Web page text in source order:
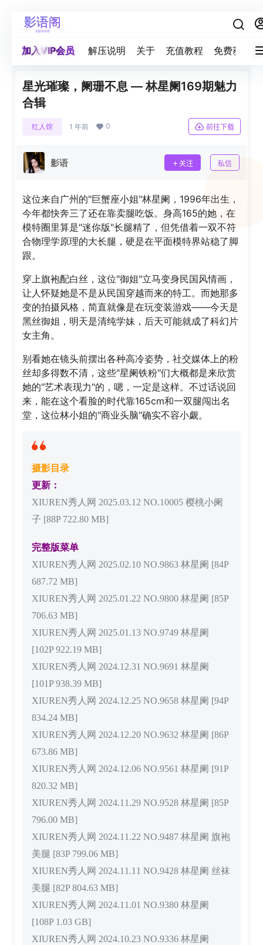
加入VIP会员 解压说明 关于 充值教程 免费获取积
星光璀璨，阑珊不息 — 林星阑169期魅力
合辑
红人馆 1 年前 0 前往下载
影语 关注 私信
这位来自广州的"巨蟹座小姐"林星阑，1996年出生，
今年都快奔三了还在靠卖腿吃饭。身高165的她，在
模特圈里算是"迷你版"长腿精了，但凭借着一双不符
合物理学原理的大长腿，硬是在平面模特界站稳了脚
跟。
穿上旗袍配白丝，这位"御姐"立马变身民国风情画，
让人怀疑她是不是从民国穿越而来的特工。而她那多
变的拍摄风格，简直就像是在玩变装游戏——今天是
黑丝御姐，明天是清纯学妹，后天可能就成了科幻片
女主角。
别看她在镜头前摆出各种高冷姿势，社交媒体上的粉
丝却多得数不清，这些"星阑铁粉"们大概都是来欣赏
她的"艺术表现力"的，嗯，一定是这样。不过话说回
来，能在这个看脸的时代靠165cm和一双腿闯出名
堂，这位林小姐的"商业头脑"确实不容小觑。
摄影目录
更新：
XIUREN秀人网 2025.03.12 NO.10005 樱桃小阑
子 [88P 722.80 MB]
完整版菜单
XIUREN秀人网 2025.02.10 NO.9863 林星阑 [84P
687.72 MB]
XIUREN秀人网 2025.01.22 NO.9800 林星阑 [85P
706.63 MB]
XIUREN秀人网 2025.01.13 NO.9749 林星阑
[102P 922.19 MB]
XIUREN秀人网 2024.12.31 NO.9691 林星阑
[101P 938.39 MB]
XIUREN秀人网 2024.12.25 NO.9658 林星阑 [94P
834.24 MB]
XIUREN秀人网 2024.12.20 NO.9632 林星阑 [86P
673.86 MB]
XIUREN秀人网 2024.12.06 NO.9561 林星阑 [91P
820.32 MB]
XIUREN秀人网 2024.11.29 NO.9528 林星阑 [85P
796.00 MB]
XIUREN秀人网 2024.11.22 NO.9487 林星阑 旗袍
美腿 [83P 799.06 MB]
XIUREN秀人网 2024.11.11 NO.9428 林星阑 丝袜
美腿 [82P 804.63 MB]
XIUREN秀人网 2024.11.01 NO.9380 林星阑
[108P 1.03 GB]
XIUREN秀人网 2024.10.23 NO.9336 林星阑